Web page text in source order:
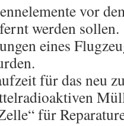
vor
werden sollen.
eines
für das neu
für